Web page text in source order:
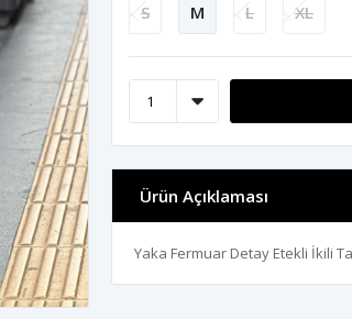
S M L XL
Ürün Açıklaması
Yaka Fermuar Detay Etekli İkili